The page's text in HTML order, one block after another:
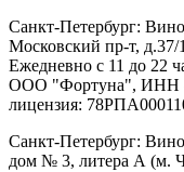
Санкт-Петербург:
Московский пр-т, д.37/
Ежедневно с 11 до 22
ООО "Фортуна", ИНН -
лицензия:
Санкт-Петербург:
дом № 3, литера А (м.